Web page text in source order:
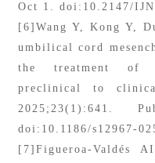
Oct 1. doi:10.2147/
[6]Wang Y, Kong Y,
umbilical cord
the treatment of
preclinical to
2025;23(1):641.
doi:10.1186/s12967-
[7]Figueroa-Valdés